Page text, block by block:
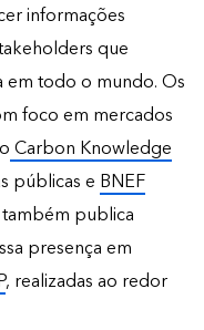
informações
que
em todo o mundo. Os
foco em mercados
Carbon Knowledge
públicas e BNEF
também publica
presença em
, realizadas ao redor